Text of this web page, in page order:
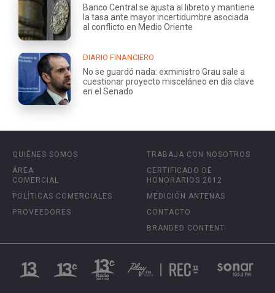
Banco Central se ajusta al libreto y mantiene
la tasa ante mayor incertidumbre asociada
al conflicto en Medio Oriente
DIARIO FINANCIERO
No se guardó nada: exministro Grau sale a
cuestionar proyecto misceláneo en día clave
en el Senado
QUIÉNES SOMOS
ÁREA
COMERCIAL
POLÍTICAS COMERCIALES
PROVEEDORES
TRABAJA CON NOSOTROS
CERTIFICADO DE
HONORARIOS 2012
MEDICIÓN ANTENAS
CONTACTO
BRANDED CONTENT